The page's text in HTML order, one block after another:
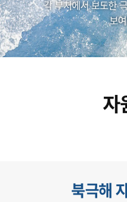
각 부처에서 보도한
보
자
북극해